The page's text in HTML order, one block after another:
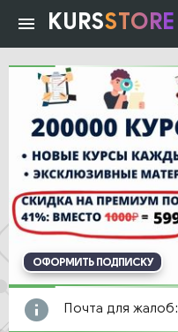
KURSSTORE
ОФОРМИТЬ ПОДПИСКУ
Почта для жалоб: